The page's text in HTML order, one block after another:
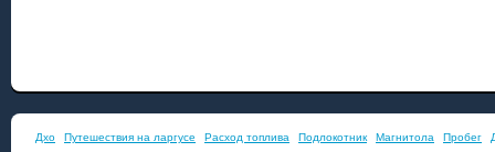
Дхо Путешествия на ларгусе Расход топлива Подлокотник Магнитола Пробег